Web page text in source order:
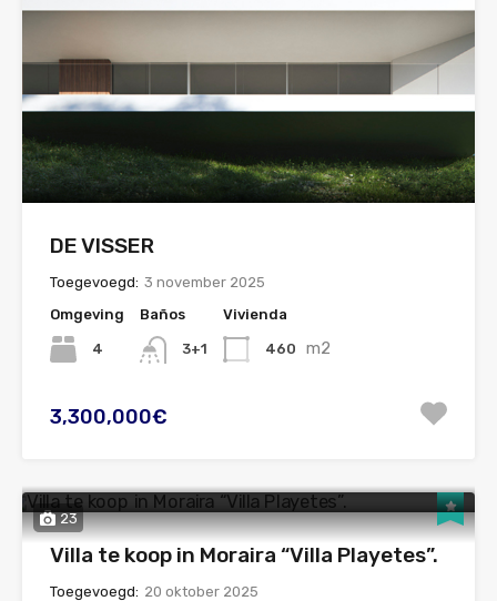
DE VISSER
Toegevoegd: 3 november 2025
Omgeving
4
Baños
3+1
Vivienda
460 m2
3,300,000€
23
Villa te koop in Moraira “Villa Playetes”.
Toegevoegd: 20 oktober 2025